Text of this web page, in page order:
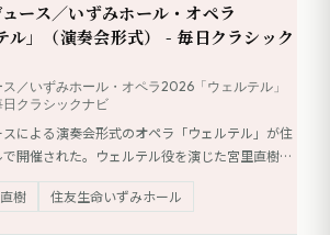
ース／いずみホール・オペラ
ル」（演奏会形式） - 毎日クラシック
／いずみホール・オペラ2026「ウェルテル」
日クラシックナビ
による演奏会形式のオペラ「ウェルテル」が住
開催された。ウェルテル役を演じた宮里直樹の
指揮のザ・カレッジ・オペラハウス管弦楽団の
演技が評価された。
樹 住友生命いずみホール